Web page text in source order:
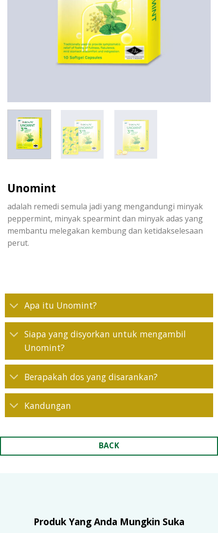
Unomint
adalah remedi semula jadi yang mengandungi minyak
peppermint, minyakspearmint dan minyakadas yang
membantu melegakan kembungdan ketidakselesaan
perut.
Apa itu Unomint?
Siapa yang disyorkan untuk mengambil
Unomint?
Berapakah dos yang disarankan?
Kandungan
BACK
Produk Yang Anda Mungkin Suka